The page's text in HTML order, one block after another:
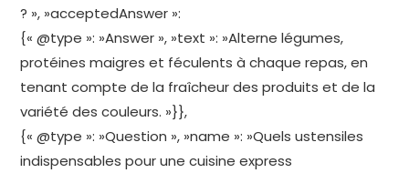
? », »acceptedAnswer »:
{« @type »: »Answer », »text »: »Alterne légumes,
protéines maigres et féculents à chaque repas, en
tenant compte de la fraîcheur des produits et de la
variété des couleurs. »}},
{« @type »: »Question », »name »: »Quels ustensiles
indispensables pour une cuisine express